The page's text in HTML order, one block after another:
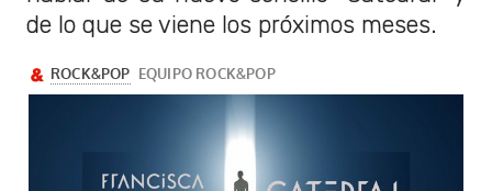
de lo que se viene los próximos meses.